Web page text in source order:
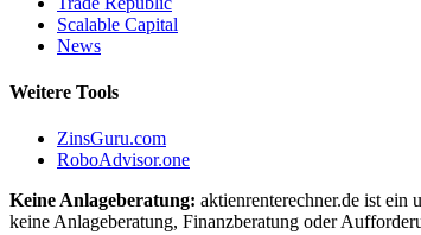
Scalable Capital
News
Weitere Tools
ZinsGuru.com
RoboAdvisor.one
Keine Anlageberatung: aktienrenterechner.de ist ein
keine Anlageberatung, Finanzberatung oder